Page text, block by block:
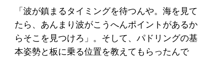
「波が鎮まるタイミングを待つんや。海を見て
たら、あんまり波がこうへんポイントがあるか
らそこを見つけろ」。そして、パドリングの基
本姿勢と板に乗る位置を教えてもらったんで